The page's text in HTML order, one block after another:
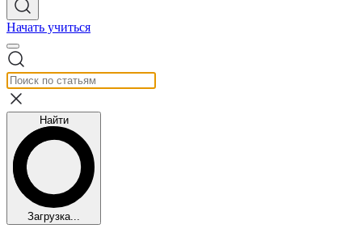
Начать учиться
Найти
Загрузка...